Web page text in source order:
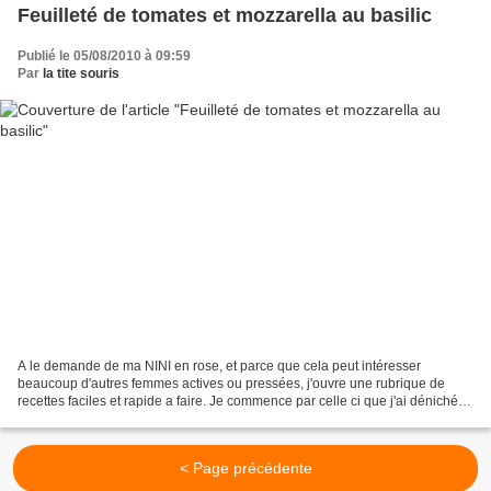
Feuilleté de tomates et mozzarella au basilic
Publié le 05/08/2010 à 09:59
Par la tite souris
A le demande de ma NINI en rose, et parce que cela peut intéresser
beaucoup d'autres femmes actives ou pressées, j'ouvre une rubrique de
recettes faciles et rapide a faire. Je commence par celle ci que j'ai dénichée
< Page précédente